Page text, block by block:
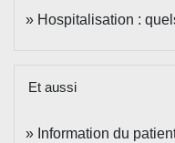
Hospitalisation :
Et aussi
Information du